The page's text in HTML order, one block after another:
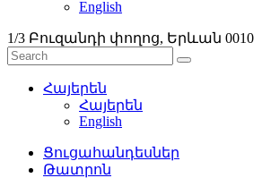
English
1/3 Բուզանդի փողոց, Երևան 0010
Հայերեն
Հայերեն
English
Ցուցահանդեսներ
Թատրոն